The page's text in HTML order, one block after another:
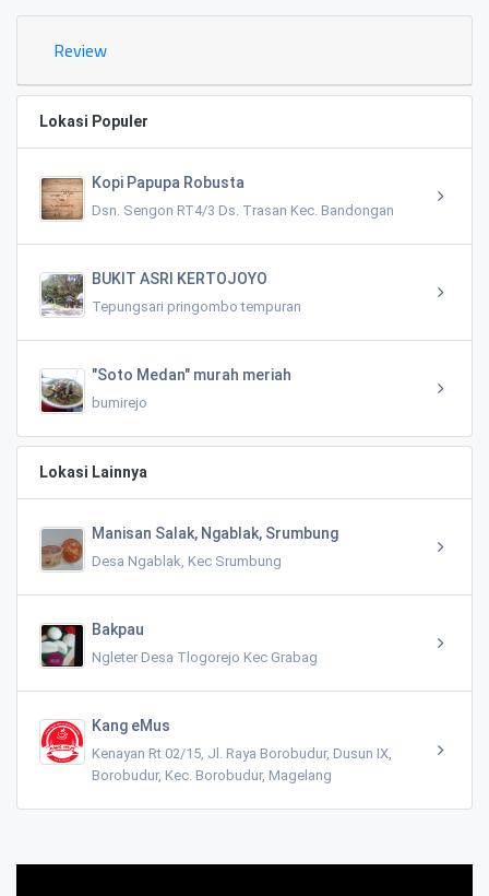
Review
Lokasi Populer
Kopi Papupa Robusta
Dsn. Sengon RT4/3 Ds. Trasan Kec. Bandongan
BUKIT ASRI KERTOJOYO
Tepungsari pringombo tempuran
"Soto Medan" murah meriah
bumirejo
Lokasi Lainnya
Manisan Salak, Ngablak, Srumbung
Desa Ngablak, Kec Srumbung
Bakpau
Ngleter Desa Tlogorejo Kec Grabag
Kang eMus
Kenayan Rt 02/15, Jl. Raya Borobudur, Dusun IX,
Borobudur, Kec. Borobudur, Magelang